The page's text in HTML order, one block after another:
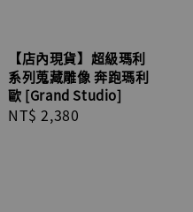
【店內現貨】超級瑪利
系列蒐藏雕像 奔跑瑪利
歐 [Grand Studio]
Regular
NT$ 2,380